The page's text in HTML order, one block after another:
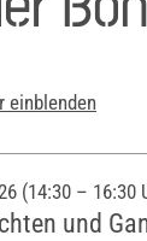
einblenden
(14:30 – 16:30
und